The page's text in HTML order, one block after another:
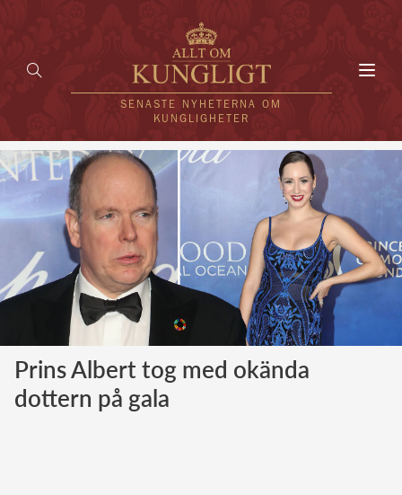
SENASTE NYHETERNA OM
KUNGLIGHETER
KUNGAFAMILJEN
UTLÄNDSKT
KÄNDISAR
VÄRLDENS KUNGAHUS
Svenska kungahuset
Brittiska kungahuset
REDAKTION
Prins Albert tog med okända
dottern på gala